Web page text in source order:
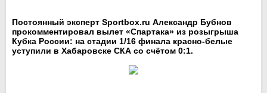
Постоянный эксперт Sportbox.ru Александр Бубнов
прокомментировал вылет «Спартака» из розыгрыша
Кубка России: на стадии 1/16 финала красно-белые
уступили в Хабаровске СКА со счётом 0:1.